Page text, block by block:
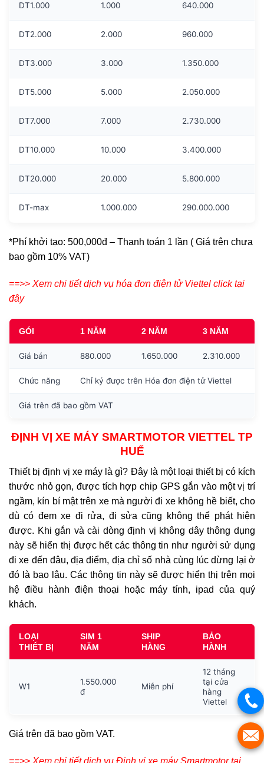
DT1.000 1.000 640.000
DT2.000 2.000 960.000
DT3.000 3.000 1.350.000
DT5.000 5.000 2.050.000
DT7.000 7.000 2.730.000
DT10.000 10.000 3.400.000
DT20.000 20.000 5.800.000
DT-max 1.000.000 290.000.000
*Phí khởi tạo: 500,000đ – Thanh toán 1 lần ( Giá trên chưa
bao gồm 10% VAT)
==>> Xem chi tiết dịch vụ hóa đơn điện tử Viettel click tại
đây
GÓI 1 NĂM 2 NĂM 3 NĂM
Giá bán 880.000 1.650.000 2.310.000
Chức năng Chỉ ký được trên Hóa đơn điện tử Viettel
Giá trên đã bao gồm VAT
ĐỊNH VỊ XE MÁY SMARTMOTOR VIETTEL TP
HUẾ
Thiết bị định vị xe máy là gì? Đây là một loại thiết bị có kích
thước nhỏ gọn, được tích hợp chip GPS gắn vào một vị trí
ngầm, kín bí mật trên xe mà người đi xe không hề biết, cho
dù có đem xe đi rửa, đi sửa cũng không thể phát hiện
được. Khi gắn và cài dòng định vị không dây thông dụng
này sẽ hiển thị được hết các thông tin như người sử dụng
đi xe đến đâu, địa điểm, địa chỉ số nhà cùng lúc dừng lại ở
đó là bao lâu. Các thông tin này sẽ được hiển thị trên mọi
hệ điều hành điện thoại hoặc máy tính, ipad của quý
khách.
LOẠI
THIẾT BỊ
SIM 1
NĂM
SHIP
HÀNG
BẢO
HÀNH
W1
1.550.000
đ
Miễn phí
12 tháng
tại cửa
hàng
Viettel
Giá trên đã bao gồm VAT.